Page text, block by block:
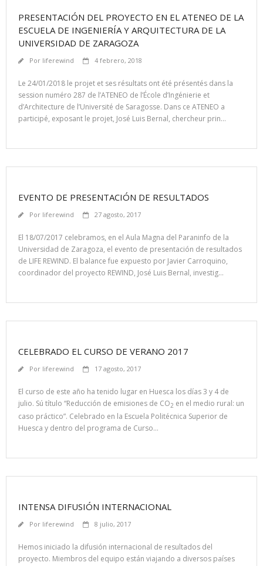
PRESENTACIÓN DEL PROYECTO EN EL ATENEO DE LA
ESCUELA DE INGENIERÍA Y ARQUITECTURA DE LA
UNIVERSIDAD DE ZARAGOZA
Por liferewind 4 febrero, 2018
Le 24/01/2018 le projet et ses résultats ont été présentés dans la
session numéro 287 de l’ATENEO de l’École d’Ingénierie et
d’Architecture de l’Université de Saragosse. Dans ce ATENEO a
participé, exposant le projet, José Luis Bernal, chercheur prin…
EVENTO DE PRESENTACIÓN DE RESULTADOS
Por liferewind 27 agosto, 2017
El 18/07/2017 celebramos, en el Aula Magna del Paraninfo de la
Universidad de Zaragoza, el evento de presentación de resultados
de LIFE REWIND. El balance fue expuesto por Javier Carroquino,
coordinador del proyecto REWIND, José Luis Bernal, investig…
CELEBRADO EL CURSO DE VERANO 2017
Por liferewind 17 agosto, 2017
El curso de este año ha tenido lugar en Huesca los días 3 y 4 de
julio. Sú título “Reducción de emisiones de CO2 en el medio rural: un
caso práctico”. Celebrado en la Escuela Politécnica Superior de
Huesca y dentro del programa de Curso…
INTENSA DIFUSIÓN INTERNACIONAL
Por liferewind 8 julio, 2017
Hemos iniciado la difusión internacional de resultados del
proyecto. Miembros del equipo están viajando a diversos países